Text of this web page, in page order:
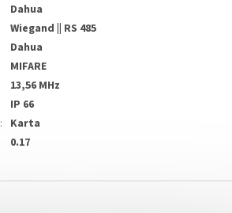
Dahua
Wiegand || RS 485
Dahua
MIFARE
13,56 MHz
IP 66
: Karta
0.17